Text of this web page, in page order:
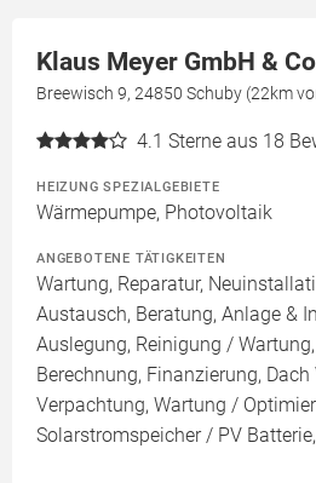
Klaus Meyer GmbH &
Breewisch 9, 24850 Schuby (22km
4.1 Sterne aus 18
HEIZUNG SPEZIALGEBIETE
Wärmepumpe, Photovoltaik
ANGEBOTENE TÄTIGKEITEN
Wartung, Reparatur,
Austausch, Beratung, Anlage &
Auslegung, Reinigung /
Berechnung, Finanzierung,
Verpachtung, Wartung /
Solarstromspeicher / PV